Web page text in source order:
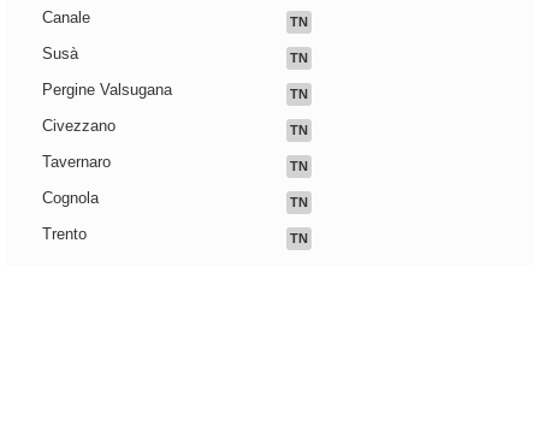
Canale TN
Susà TN
Pergine Valsugana TN
Civezzano TN
Tavernaro TN
Cognola TN
Trento TN